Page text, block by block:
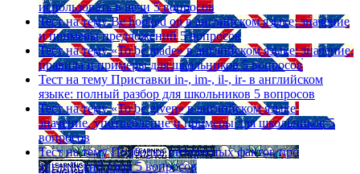
использовать в речи 5 вопросов
Тест на тему Be hooked on в английском языке: значение
и примеры предложений 5 вопросов
Тест на тему «To be made» в английском языке: значение,
правила и примеры для школьников 5 вопросов
Тест на тему Приставки in-, im-, il-, ir- в английском
языке: полный разбор для школьников 5 вопросов
Тест на тему «To be given» в английском языке:
значение, употребление и примеры для школьников 5
вопросов
Тест на тему Подборка интересных фактов про
английский язык 5 вопросов